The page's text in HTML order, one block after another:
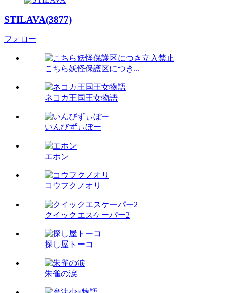
STILAVA(3877)
フォロー
こちら妖怪保護区につき...
ネコカ王国王女物語
いんびずぃぼー
エホン
コウフクノオリ
クイックエスケーパー2
探し屋トーコ
朱雀の涙